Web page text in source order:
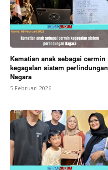
Kematian anak sebagai cermin
kegagalan sistem perlindungan
Nagara
5 Februari 2026